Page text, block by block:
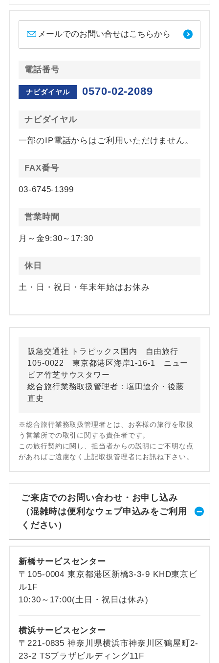
メールでのお問い合せはこちらから
電話番号
ナビダイヤル 0570-02-2089
ナビダイヤル
一部のIP電話からはご利用いただけません。
FAX番号
03-6745-1399
営業時間
月～金9:30～17:30
休日
土・日・祝日・年末年始はお休み
阪急交通社 トラピックス国内 自由旅行
105-0022 東京都港区海岸1-16-1 ニュー
ピア竹芝サウスタワー
総合旅行業務取扱管理者：塩田遼介・後藤
直史
※総合旅行業務取扱管理者とは、お客様の旅行を取扱
う営業所での取引に関する責任者です。
この旅行契約に関し、担当者からの説明にご不明な点
があればご遠慮なく上記取扱管理者にお訊ね下さい。
ご来店でのお問い合わせ・お申し込み
（混雑時は便利なウェブ申込みをご利用
ください）
新橋サービスセンター
〒105-0004 東京都港区新橋3-3-9 KHD東京ビ
ル1F
10:30～17:00(土日・祝日は休み)
横浜サービスセンター
〒221-0835 神奈川県横浜市神奈川区鶴屋町2-
23-2 TSプラザビルディング11F